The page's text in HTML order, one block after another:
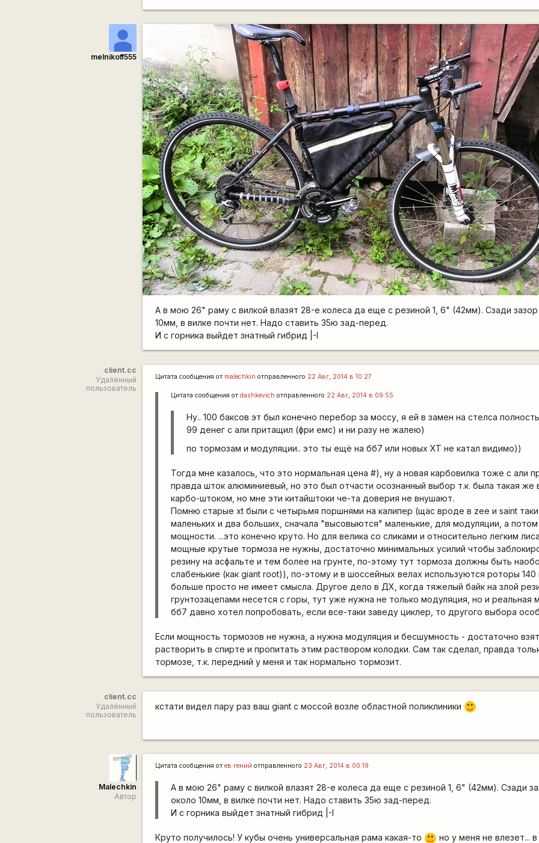
melnikoff555
А в мою 26" раму с вилкой влазят 28-е колеса да еще с резиной 1, 6" (42мм). Сзади
10мм, в вилке почти нет. Надо ставить 35ю зад-перед.
И с горника выйдет знатный гибрид |-I
client.cc
Удалённый
пользователь
Цитата сообщения от malechkin отправленного 22 Авг, 2014 в 10:27
Цитата сообщения отdashkevich отправленного 22 Авг, 2014 в 09:55
Ну.. 100 баксов эт был конечно перебор за моссу, я ей в замен на стелса
99 денег с али притащил (фри емс) и ни разу не жалею)
по тормозам и модуляции.. это ты ещё на бб7 или новых ХТ не катал видимо))
Тогда мне казалось, что это нормальная цена #), ну а новая карбовилка тоже с али
правда шток алюминиевый, но это был отчасти осознанный выбор т.к. была такая же
карбо-штоком, но мне эти китайштоки че-та доверия не внушают.
Помню старые хt были с четырьмя поршнями на калипер (щас вроде в zee и saint
маленьких и два больших, сначала "высовыются" маленькие, для модуляции, а
мощности. ...это конечно круто. Но для велика со сликами и относительно легким
мощные крутые тормоза не нужны, достаточно минимальных усилий чтобы
резину на асфальте и тем более на грунте, по-этому тут тормоза должны быть
слабенькие (как giant root)), по-этому и в шоссейных велах используются роторы 140
больше просто не имеет смысла. Другое дело в ДХ, когда тяжелый байк на злой
грунтозацепами несется с горы, тут уже нужна не только модуляция, но и реальная
бб7 давно хотел попробовать, если все-таки заведу циклер, то другого выбора
Если мощность тормозов не нужна, а нужна модуляция и бесшумность - достаточно
растворить в спирте и пропитать этим раствором колодки. Сам так сделал, правда
тормозе, т.к. передний у меня и так нормально тормозит.
client.cc
Удалённый
пользователь
кстати видел пару раз ваш giant с моссой возле областной поликлиники :)
Malechkin
Автор
Цитата сообщения отев гений отправленного 23 Авг, 2014 в 00:19
А в мою 26" раму с вилкой влазят 28-е колеса да еще с резиной 1, 6" (42мм). Сзади
около 10мм, в вилке почти нет. Надо ставить 35ю зад-перед.
И с горника выйдет знатный гибрид |-I
Круто получилось! У кубы очень универсальная рама какая-то :) но у меня не влезет...